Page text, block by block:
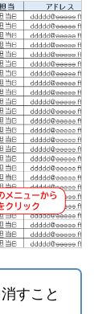
すこと